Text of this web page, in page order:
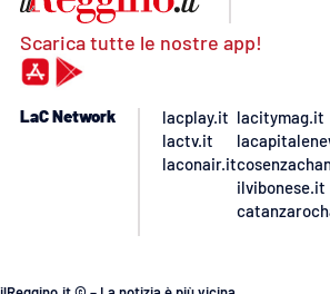
Scarica tutte le nostre app!
LaC Network
lacplay.it
lactv.it
laconair.it
lacitymag.it
ilvibonese.it